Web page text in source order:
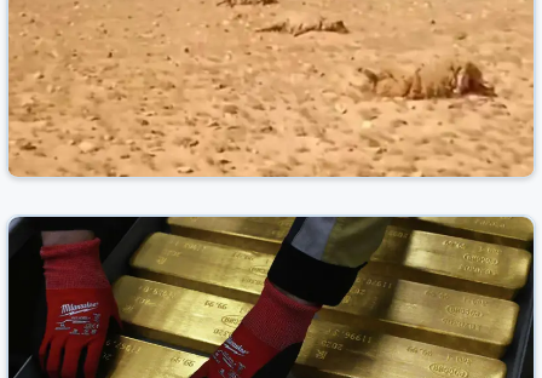
نفوق مئات الأغنام في بادية تدمر بسبب نبتة سامة